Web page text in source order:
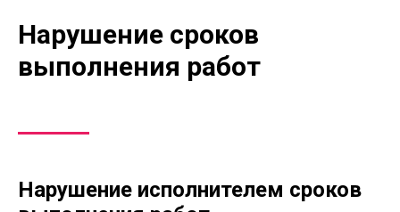
Нарушение сроков
выполнения работ
Нарушение исполнителем сроков